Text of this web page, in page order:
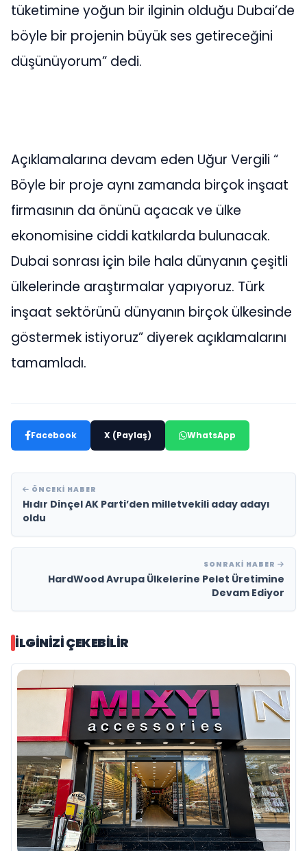
tüketimine yoğun bir ilginin olduğu Dubai’de
böyle bir projenin büyük ses getireceğini
düşünüyorum” dedi.
Açıklamalarına devam eden Uğur Vergili “
Böyle bir proje aynı zamanda birçok inşaat
firmasının da önünü açacak ve ülke
ekonomisine ciddi katkılarda bulunacak.
Dubai sonrası için bile hala dünyanın çeşitli
ülkelerinde araştırmalar yapıyoruz. Türk
inşaat sektörünü dünyanın birçok ülkesinde
göstermek istiyoruz” diyerek açıklamalarını
tamamladı.
Facebook X (Paylaş) WhatsApp
ÖNCEKI HABER
Hıdır Dinçel AK Parti’den milletvekili aday adayı
oldu
SONRAKI HABER
HardWood Avrupa Ülkelerine Pelet Üretimine
Devam Ediyor
İLGINIZI ÇEKEBILIR